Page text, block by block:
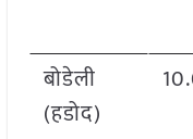
बोडेली
(हडोद)